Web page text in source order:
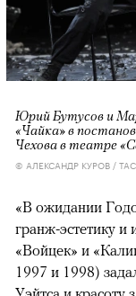
Юрий Бутусов и
«Чайка» в
Чехова в театре
© АЛЕКСАНДР КУРОВ /
«В ожидании
гранж-эстетику
«Войцек» и
1997 и 1998)